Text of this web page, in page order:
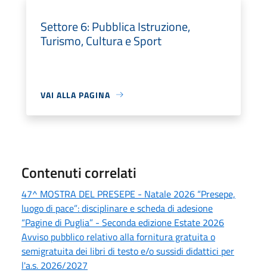
Settore 6: Pubblica Istruzione,
Turismo, Cultura e Sport
VAI ALLA PAGINA
Contenuti correlati
47^ MOSTRA DEL PRESEPE - Natale 2026 “Presepe,
luogo di pace”: disciplinare e scheda di adesione
“Pagine di Puglia” - Seconda edizione Estate 2026
Avviso pubblico relativo alla fornitura gratuita o
semigratuita dei libri di testo e/o sussidi didattici per
l'a.s. 2026/2027